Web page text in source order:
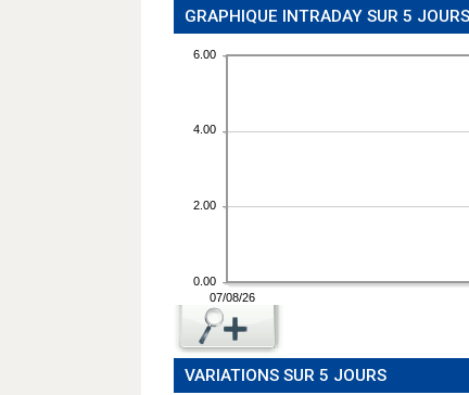
GRAPHIQUE INTRADAY SUR 5 JOURS
VARIATIONS SUR 5 JOURS